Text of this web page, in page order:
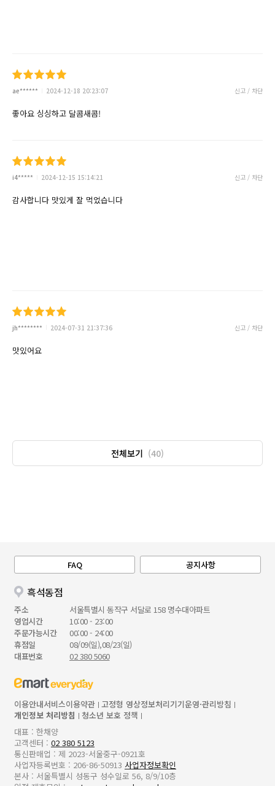
ae****** 2024-12-18 20:23:07 신고 / 차단
좋아요 싱싱하고 달콤새콤!
i4***** 2024-12-15 15:14:21 신고 / 차단
감사합니다 맛있게 잘 먹었습니다
jh******** 2024-07-31 21:37:36 신고 / 차단
맛있어요
전체보기 (40)
FAQ 공지사항
흑석동점
주소
서울특별시 동작구 서달로 158 명수대아파트
영업시간
10:00 - 23:00
주문가능시간
00:00 - 24:00
휴점일
08/09(일),08/23(일)
대표번호
02 380 5060
이용안내서비스이용약관 고정형 영상정보처리기기운영·관리방침
개인정보 처리방침
청소년 보호 정책
대표 : 한채양
고객센터 : 02 380 5123
통신판매업 : 제 2023-서울중구-0921호
사업자등록번호 : 206-86-50913 사업자정보확인
본사 : 서울특별시 성동구 성수일로 56, 8/9/10층